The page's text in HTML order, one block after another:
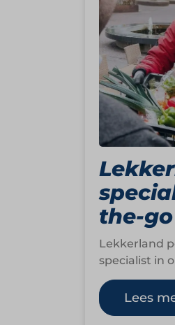
the-
Lekkerland
specialist in
als partner
motto Your
Lees